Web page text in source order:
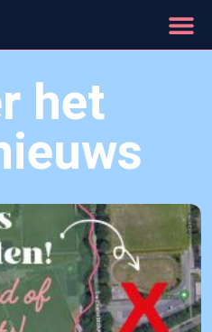
het